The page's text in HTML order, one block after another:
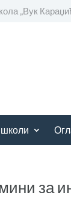
„Вук
за